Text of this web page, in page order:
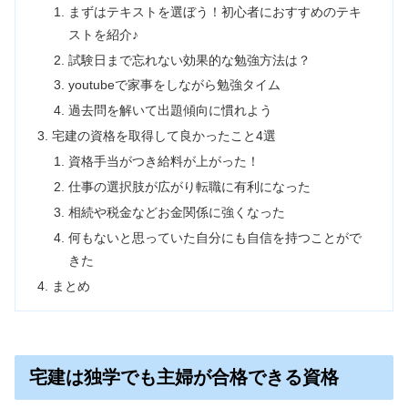
まずはテキストを選ぼう！初心者におすすめのテキ
ストを紹介♪
試験日まで忘れない効果的な勉強方法は？
youtubeで家事をしながら勉強タイム
過去問を解いて出題傾向に慣れよう
宅建の資格を取得して良かったこと4選
資格手当がつき給料が上がった！
仕事の選択肢が広がり転職に有利になった
相続や税金などお金関係に強くなった
何もないと思っていた自分にも自信を持つことがで
きた
まとめ
宅建は独学でも主婦が合格できる資格